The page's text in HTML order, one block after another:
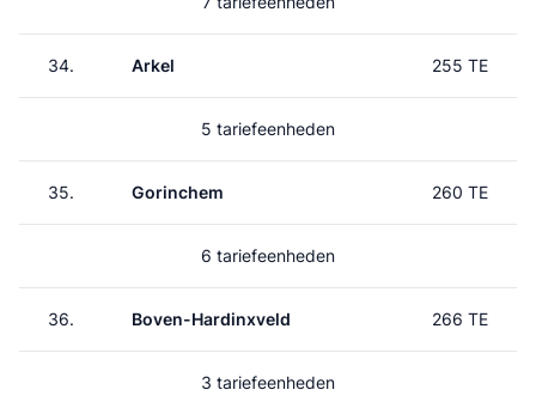
34. Arkel 255 TE
5 tariefeenheden
35. Gorinchem 260 TE
6 tariefeenheden
36. Boven-Hardinxveld 266 TE
3 tariefeenheden